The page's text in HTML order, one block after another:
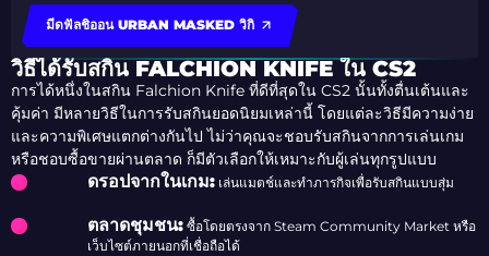
มีดฟัลชิออน URBAN MASKED วิกิ
วิธีได้รับสกิน FALCHION KNIFE ใน CS2
การได้หนึ่งในสกิน Falchion Knife ที่ดีที่สุดใน CS2 นั้นทั้งตื่นเต้นและ
คุ้มค่า มีหลายวิธีในการรับสกินยอดนิยมเหล่านี้ โดยแต่ละวิธีมีความง่าย
และความพิเศษแตกต่างกันไป ไม่ว่าคุณจะชอบรับสกินจากการเล่นเกม
หรือชอบซื้อขายผ่านตลาด ก็มีตัวเลือกให้เหมาะกับผู้เล่นทุกรูปแบบ
ดรอปจากในเกม: เล่นแมตช์และทำภารกิจเพื่อรับสกินแบบสุ่ม
ตลาดชุมชน: ซื้อโดยตรงจาก Steam Community Market หรือ
เว็บไซต์ภายนอกที่เชื่อถือได้